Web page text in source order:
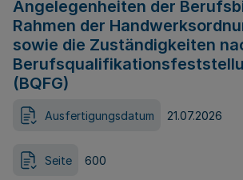
Angelegenheiten der
Rahmen der
sowie die Zuständigkeiten
(BQFG)
Ausfertigungsdatum 21.07.2026
Seite 600